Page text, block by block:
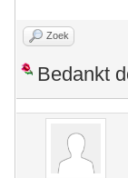
Zoek
Bedankt